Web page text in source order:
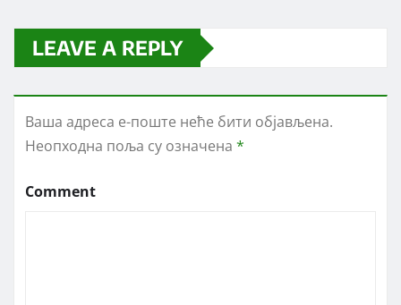
LEAVE A REPLY
Ваша адреса е-поште неће бити објављена.
Неопходна поља су означена *
Comment